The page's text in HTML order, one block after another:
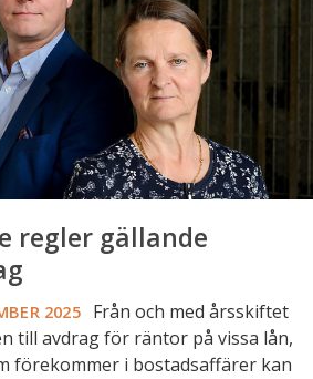
regler gällande
2025 Från och med årsskiftet
till avdrag för räntor på vissa lån,
förekommer i bostadsaffärer kan